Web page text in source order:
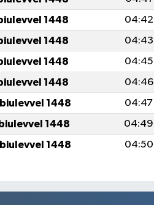
1448 04:42
1448 04:43
1448 04:45
1448 04:46
1448 04:47
1448 04:49
1448 04:50